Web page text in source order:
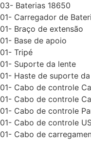
03- Baterias 18650
01- Carregador de
01- Braço de extensão
01- Base de apoio
01- Tripé
01- Suporte da lente
01- Haste de suporte
01- Cabo de controle
01- Cabo de controle
01- Cabo de controle
01- Cabo de controle
01- Cabo de